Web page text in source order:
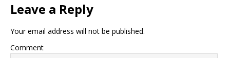
Leave a Reply
Your email address will not be published.
Comment